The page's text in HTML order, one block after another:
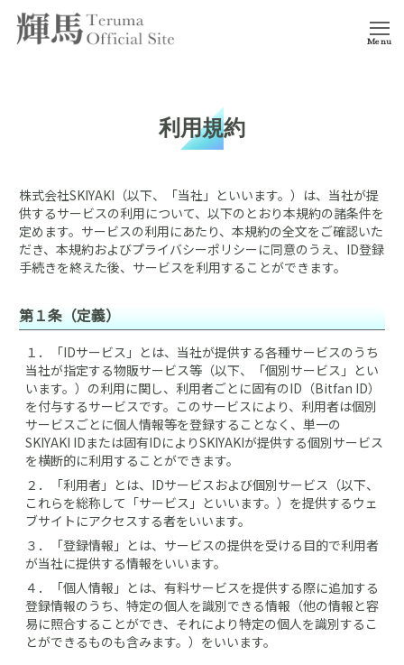
Menu
利用規約
株式会社SKIYAKI（以下、「当社」といいます。）は、当社が提
供するサービスの利用について、以下のとおり本規約の諸条件を
定めます。サービスの利用にあたり、本規約の全文をご確認いた
だき、本規約およびプライバシーポリシーに同意のうえ、ID登録
手続きを終えた後、サービスを利用することができます。
第１条（定義）
１．
「IDサービス」とは、当社が提供する各種サービスのうち
当社が指定する物販サービス等（以下、「個別サービス」とい
います。）の利用に関し、利用者ごとに固有のID（Bitfan ID）
を付与するサービスです。このサービスにより、利用者は個別
サービスごとに個人情報等を登録することなく、単一の
SKIYAKI IDまたは固有IDによりSKIYAKIが提供する個別サービス
を横断的に利用することができます。
２．
「利用者」とは、IDサービスおよび個別サービス（以下、
これらを総称して「サービス」といいます。）を提供するウェ
ブサイトにアクセスする者をいいます。
３．
「登録情報」とは、サービスの提供を受ける目的で利用者
が当社に提供する情報をいいます。
４．
「個人情報」とは、有料サービスを提供する際に追加する
登録情報のうち、特定の個人を識別できる情報（他の情報と容
易に照合することができ、それにより特定の個人を識別するこ
とができるものも含みます。）をいいます。